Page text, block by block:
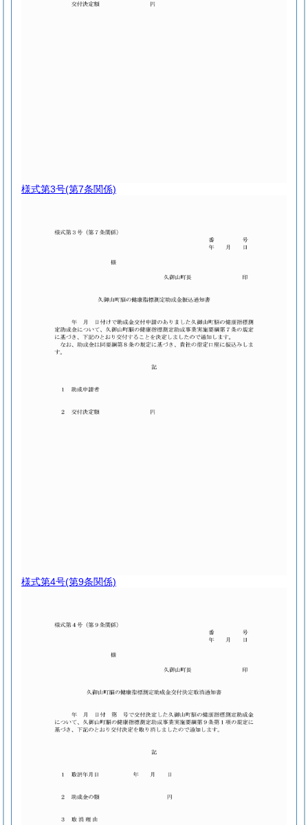
様式第3号(第7条関係)
様式第4号(第9条関係)